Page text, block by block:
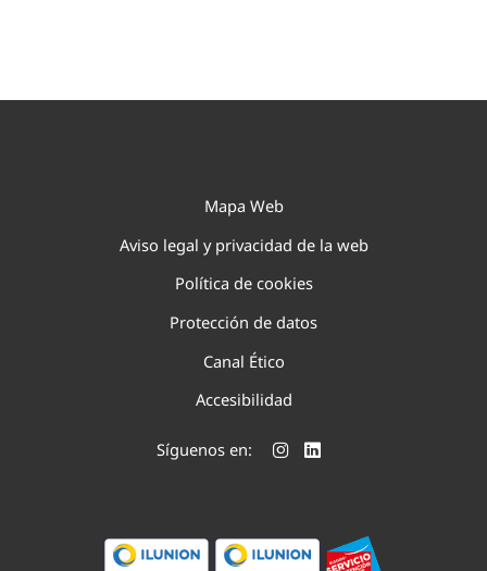
Mapa Web
Aviso legal y privacidad de la web
Política de cookies
Protección de datos
Canal Ético
Accesibilidad
Síguenos en: